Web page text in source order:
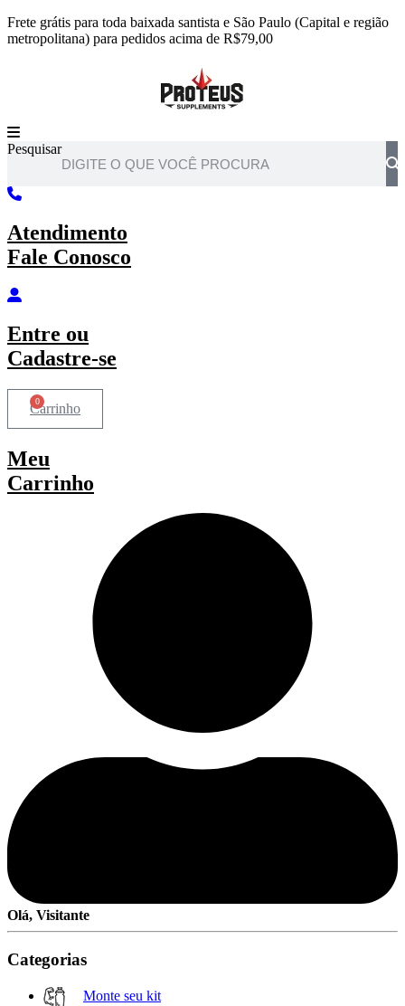
Ir
para
Frete grátis para toda baixada santista e São Paulo (Capital e região
metropolitana) para pedidos acima de R$79,00
Pesquisar
Atendimento
Fale Conosco
Entre ou
Cadastre-se
0
Carrinho
Meu
Carrinho
Olá, Visitante
Categorias
Monte seu kit